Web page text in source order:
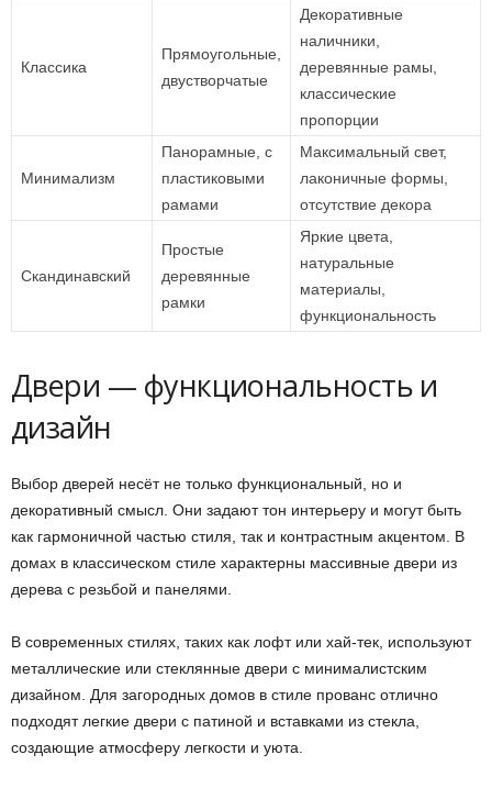
Классика
Прямоугольные,
двустворчатые
Декоративные
наличники,
деревянные рамы,
классические
пропорции
Минимализм
Панорамные, с
пластиковыми
рамами
Максимальный свет,
лаконичные формы,
отсутствие декора
Скандинавский
Простые
деревянные
рамки
Яркие цвета,
натуральные
материалы,
функциональность
Двери — функциональность и
дизайн
Выбор дверей несёт не только функциональный, но и
декоративный смысл. Они задают тон интерьеру и могут быть
как гармоничной частью стиля, так и контрастным акцентом. В
домах в классическом стиле характерны массивные двери из
дерева с резьбой и панелями.
В современных стилях, таких как лофт или хай-тек, используют
металлические или стеклянные двери с минималистским
дизайном. Для загородных домов в стиле прованс отлично
подходят легкие двери с патиной и вставками из стекла,
создающие атмосферу легкости и уюта.